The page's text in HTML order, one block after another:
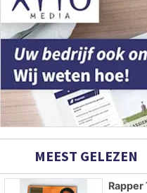
MEEST GELEZEN